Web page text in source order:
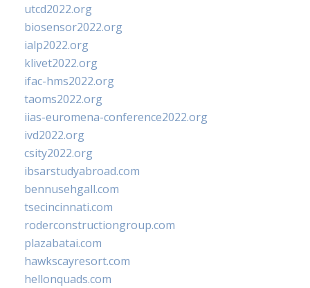
utcd2022.org
biosensor2022.org
ialp2022.org
klivet2022.org
ifac-hms2022.org
taoms2022.org
iias-euromena-conference2022.org
ivd2022.org
csity2022.org
ibsarstudyabroad.com
bennusehgall.com
tsecincinnati.com
roderconstructiongroup.com
plazabatai.com
hawkscayresort.com
hellonquads.com